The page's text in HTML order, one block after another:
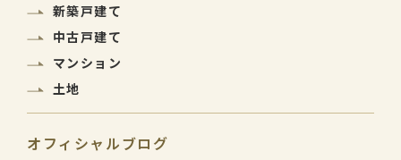
新築戸建て
中古戸建て
マンション
土地
オフィシャルブログ